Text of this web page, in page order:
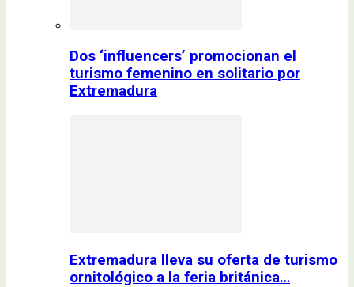
Dos ‘influencers’ promocionan el
turismo femenino en solitario por
Extremadura
Extremadura lleva su oferta de turismo
ornitológico a la feria británica…